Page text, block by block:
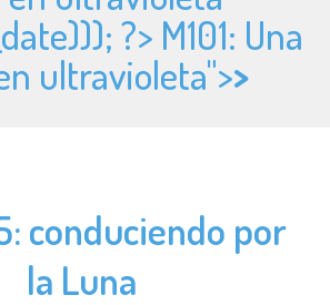
?> M101: Una
ultravioleta">>
conduciendo por
la Luna